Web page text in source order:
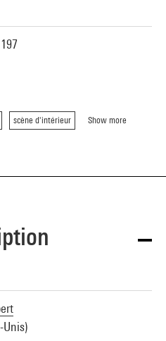
scène d'intérieur Show more
Unis)